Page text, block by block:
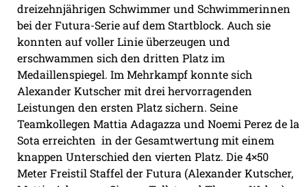
dreizehnjährigen Schwimmer und Schwimmerinnen
bei der Futura-Serie auf dem Startblock. Auch sie
konnten auf voller Linie überzeugen und
erschwammen sich den dritten Platz im
Medaillenspiegel. Im Mehrkampf konnte sich
Alexander Kutscher mit drei hervorragenden
Leistungen den ersten Platz sichern. Seine
Teamkollegen Mattia Adagazza und Noemi Perez de la
Sota erreichten in der Gesamtwertung mit einem
knappen Unterschied den vierten Platz. Die 4×50
Meter Freistil Staffel der Futura (Alexander Kutscher,